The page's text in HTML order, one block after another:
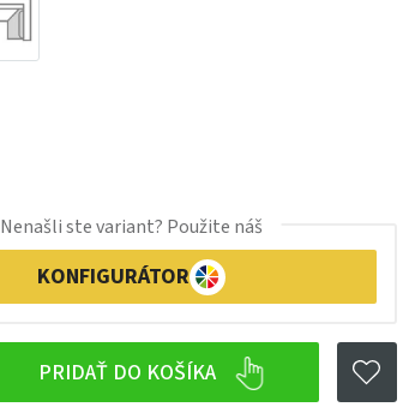
PRIDAŤ DO KOŠÍKA
Nenašli ste variant? Použite náš
KONFIGURÁTOR